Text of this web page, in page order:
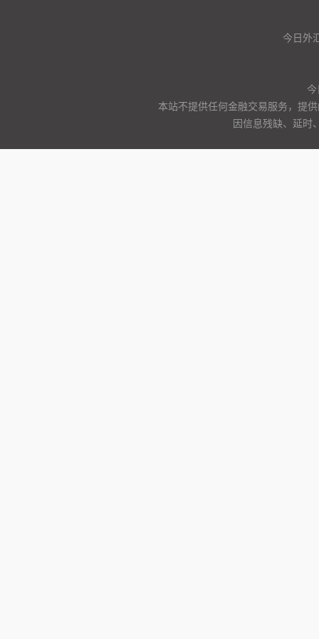
今日外
本站不提供任何金融交易服务，提
因信息残缺、延时